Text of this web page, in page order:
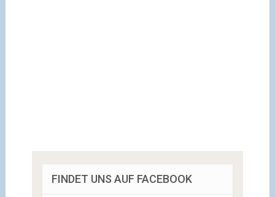
FINDET UNS AUF FACEBOOK